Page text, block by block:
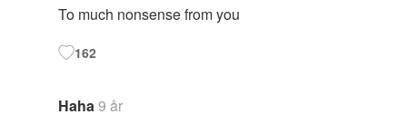
To much nonsense from you
162
Haha9 år